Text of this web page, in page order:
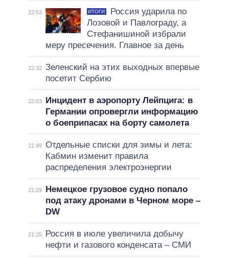
22:53 ИТОГИ
Россия ударила по
Лозовой и Павлограду, а
Стефанишиной избрали
меру пресечения. Главное за день
22:32 Зеленский на этих выходных впервые
посетит Сербию
22:03
Инцидент в аэропорту Лейпцига: в
Германии опровергли информацию
о боеприпасах на борту самолета
21:49 Отдельные списки для зимы и лета:
Кабмин изменит правила
распределения электроэнергии
21:29
Немецкое грузовое судно попало
под атаку дронами в Черном море –
DW
21:25
Россия в июле увеличила добычу
нефти и газового конденсата – СМИ